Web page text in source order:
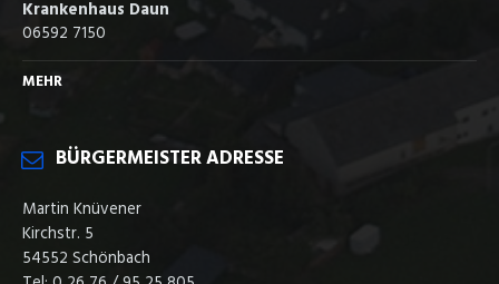
Krankenhaus Daun
06592 7150
MEHR
BÜRGERMEISTER ADRESSE
Martin Knüvener
Kirchstr. 5
54552 Schönbach